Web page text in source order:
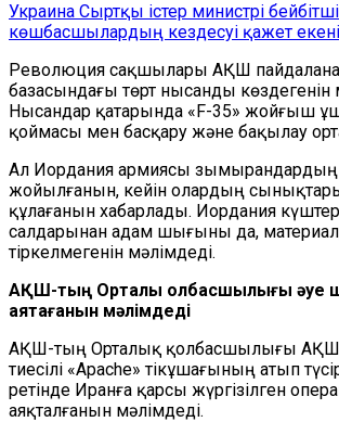
Украина Сыртқы істер министрі
көшбасшылардың кездесуі қажет
Революция сақшылары АҚШ
базасындағы төрт нысанды көздегенін
Нысандар қатарында «F-35» жойғыш
қоймасы мен басқару және бақылау
Ал Иордания армиясы зымырандардың
жойылғанын, кейін олардың
құлағанын хабарлады. Иордания
салдарынан адам шығыны да,
тіркелмегенін мәлімдеді.
АҚШ-тың Орталық қолбасшылығы әуе
аяқтағанын мәлімдеді
АҚШ-тың Орталық қолбасшылығы АҚШ
тиесілі «Apache» тікұшағының атып
ретінде Иранға қарсы жүргізілген
аяқталғанын мәлімдеді.